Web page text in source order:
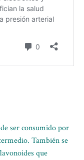
ser consumido por
También se
que